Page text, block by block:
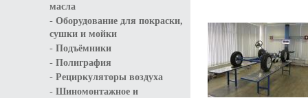
масла
- Оборудование для покраски,
сушки и мойки
- Подъёмники
- Полиграфия
- Рециркуляторы воздуха
- Шиномонтажное и